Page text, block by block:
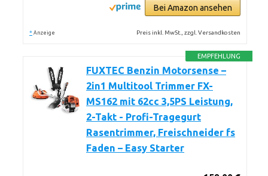
Bei Amazon ansehen
* Anzeige Preis inkl. MwSt., zzgl. Versandkosten
EMPFEHLUNG
FUXTEC Benzin Motorsense –
2in1 Multitool Trimmer FX-
MS162 mit 62cc 3,5PS Leistung,
2-Takt - Profi-Tragegurt
Rasentrimmer, Freischneider fs
Faden – Easy Starter